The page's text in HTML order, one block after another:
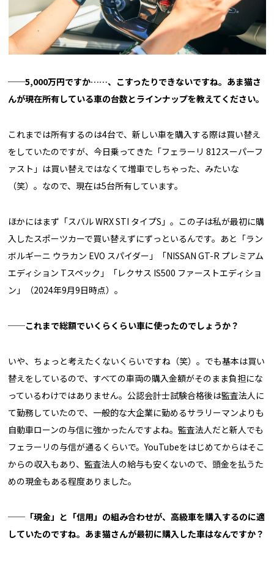
──5,000万円ですか……、こすったりできないですね。あま猫さ
んが現在所有している車の台数とラインナップを教えてください。
これまでは所有するのは4台で、新しい車を購入する際は買い替え
をしていたのですが、今日乗ってきた「フェラーリ 812スーパーフ
ァスト」は買い替えではなくて増車でしちゃった、みたいな
（笑）。なので、現在は5台所有しています。
ほかにはまず「スバル WRX STI タイプS」。この子は私が最初に購
入したスポーツカーで買い替えずにずっといるんです。あと「ラン
ボルギーニ ウラカン EVO スパイダー」「NISSAN GT-R プレミアム
エディション Tスペック」「レクサス IS500 ファーストエディショ
ン」（2024年9月9日時点）。
──これまで総額でいくらくらい車に使ったのでしょうか？
いや、ちょっと考えたくないくらいですね（笑）。でも基本は買い
替えをしているので、すべての車両の購入金額がそのまま負担にな
っているわけではありません。公認会計士試験合格後は監査法人に
て勤務していたので、一般的な大企業に勤めるサラリーマンよりも
自動車ローンの与信に強かったんですよね。監査法人だと新人でも
フェラーリの与信が通るくらいで。YouTubeをはじめてからはそこ
からの収入もあり、監査法人の給与も安くないので、頭金を払うた
めの現金もある程度ありました。
──「現金」と「信用」の組み合わせが、高級車を購入するのに適
していたのですね。あま猫さんが最初に購入した車はなんですか？